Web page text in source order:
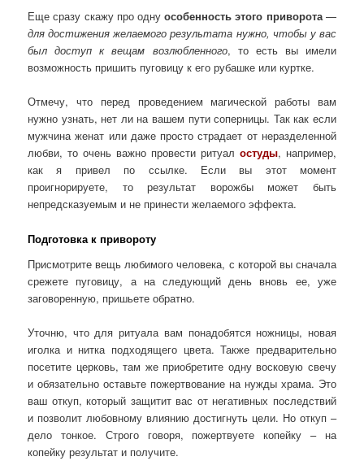
Еще сразу скажу про однуособенность этого приворота—
для достижения желаемого результата нужно, чтобы у вас
был доступ к вещам возлюбленного, то есть вы имели
возможность пришить пуговицу к его рубашке или куртке.
Отмечу, что перед проведением магической работы вам
нужно узнать, нет ли на вашем пути соперницы. Так как если
мужчина женат или даже просто страдает от неразделенной
любви, то очень важно провести ритуал остуды, например,
как я привел по ссылке. Если вы этот момент
проигнорируете, то результат ворожбы может быть
непредсказуемым и не принести желаемого эффекта.
Подготовка к привороту
Присмотрите вещь любимого человека, с которой вы сначала
срежете пуговицу, а на следующий день вновь ее, уже
заговоренную, пришьете обратно.
Уточню, что для ритуала вам понадобятся ножницы, новая
иголка и нитка подходящего цвета. Также предварительно
посетите церковь, там же приобретите одну восковую свечу
и обязательно оставьте пожертвование на нужды храма. Это
ваш откуп, который защитит вас от негативных последствий
и позволит любовному влиянию достигнуть цели. Но откуп –
дело тонкое. Строго говоря, пожертвуете копейку – на
копейку результат и получите.